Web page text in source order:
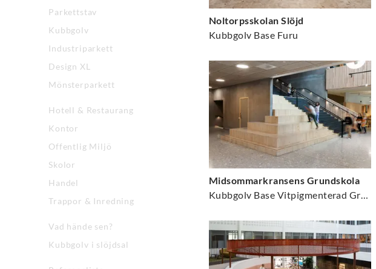
Parkettstav
Kubbgolv
Industriparkett
Design XL
Mönsterparkett
Hotell & Restaurang
Kontor
Offentlig Miljö
Skolor
Handel
Trappor & Inredning
Vad hände sen?
Kubbgolv i slöjdsal
Noltorpsskolan Slöjd
Kubbgolv Base Furu
Midsommarkransens Grundskola
Kubbgolv Base Vitpigmenterad Gran